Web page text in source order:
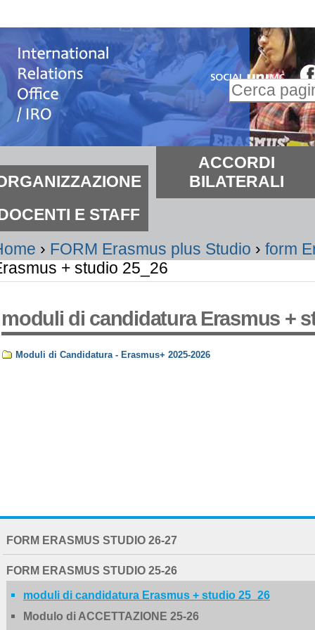
Inserire il
Ricerca
avanzata…
ACCORDI
BILATERALI
E STAFF
› FORM Erasmus plus Studio ›form
+ studio 25_26
moduli di candidatura Erasmus +
Moduli di Candidatura - Erasmus+ 2025-2026
EXTENDED
FORM ERASMUS STUDIO 26-27
FORM ERASMUS STUDIO 25-26
moduli di candidatura Erasmus + studio 25_26
Modulo di ACCETTAZIONE 25-26